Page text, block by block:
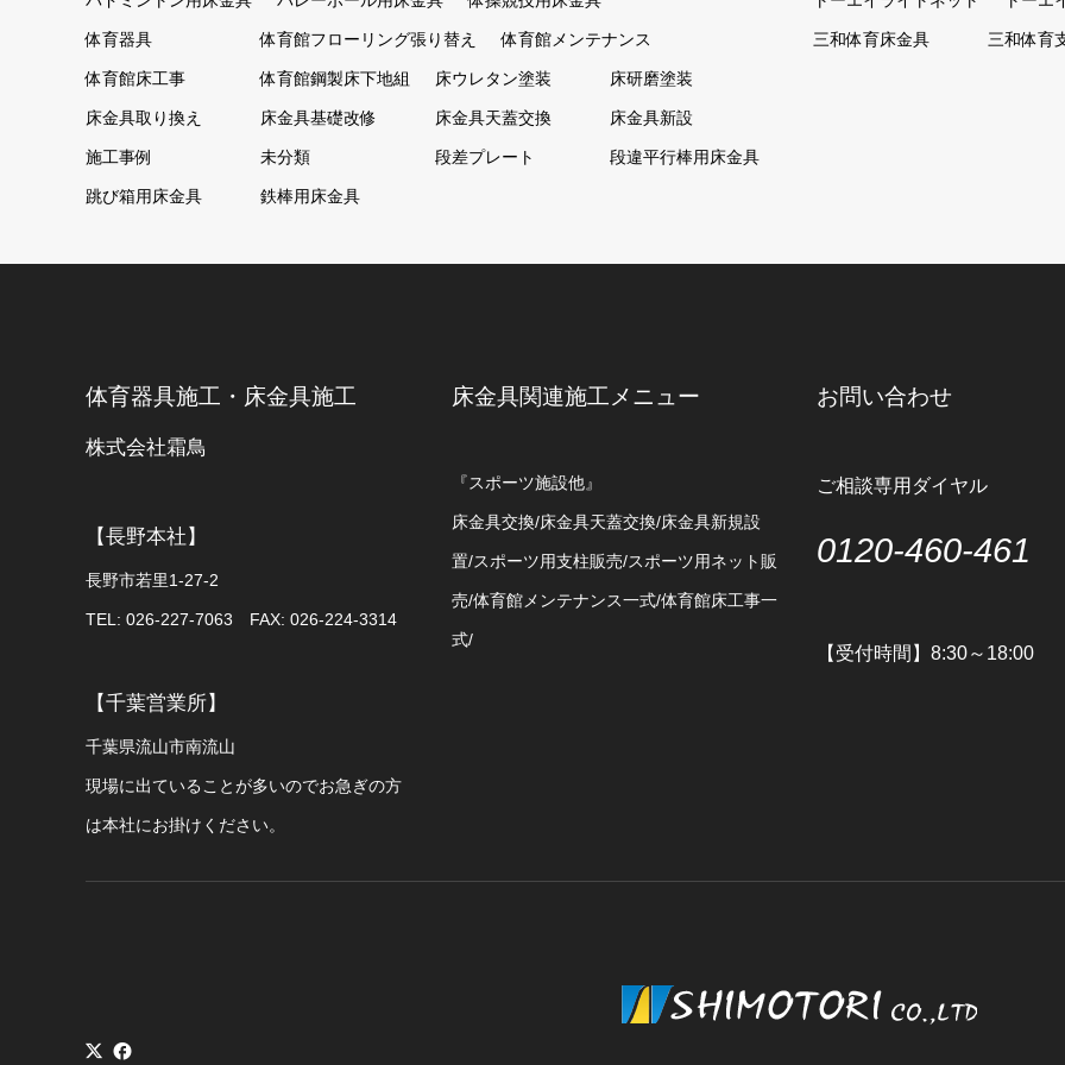
体育器具 体育館フローリング張り替え 体育館メンテナンス
体育館床工事 体育館鋼製床下地組 床ウレタン塗装 床研磨塗装
床金具取り換え 床金具基礎改修 床金具天蓋交換 床金具新設
施工事例 未分類 段差プレート 段違平行棒用床金具
跳び箱用床金具 鉄棒用床金具
三和体育床金具 三和体育
体育器具施工・床金具施工
株式会社霜鳥
【長野本社】
長野市若里1-27-2
TEL: 026-227-7063 FAX: 026-224-3314
【千葉営業所】
千葉県流山市南流山
現場に出ていることが多いのでお急ぎの方
は本社にお掛けください。
床金具関連施工メニュー
『スポーツ施設他』
床金具交換/床金具天蓋交換/床金具新規設
置/スポーツ用支柱販売/スポーツ用ネット販
売/体育館メンテナンス一式/体育館床工事一
式/
お問い合わせ
ご相談専用ダイヤル
0120-460-461
【受付時間】8:30～18:00